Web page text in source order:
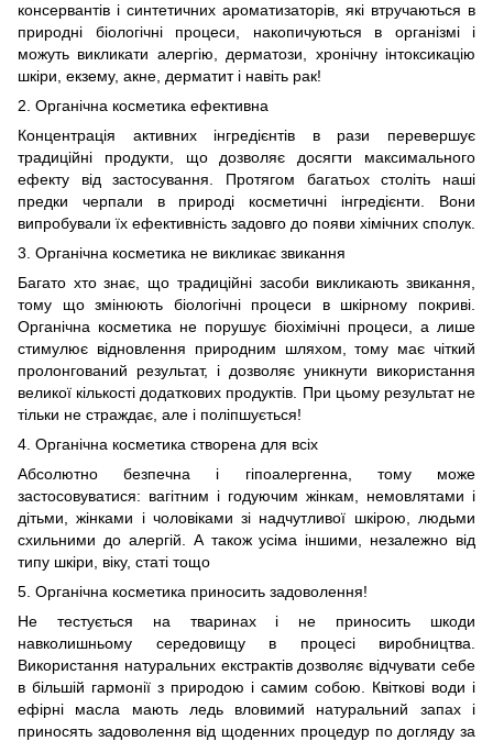
консервантів і синтетичних ароматизаторів, які втручаються в
природні біологічні процеси, накопичуються в організмі і
можуть викликати алергію, дерматози, хронічну інтоксикацію
шкіри, екзему, акне, дерматит і навіть рак!
2. Органічна косметика ефективна
Концентрація активних інгредієнтів в рази перевершує
традиційні продукти, що дозволяє досягти максимального
ефекту від застосування. Протягом багатьох століть наші
предки черпали в природі косметичні інгредієнти. Вони
випробували їх ефективність задовго до появи хімічних сполук.
3. Органічна косметика не викликає звикання
Багато хто знає, що традиційні засоби викликають звикання,
тому що змінюють біологічні процеси в шкірному покриві.
Органічна косметика не порушує біохімічні процеси, а лише
стимулює відновлення природним шляхом, тому має чіткий
пролонгований результат, і дозволяє уникнути використання
великої кількості додаткових продуктів. При цьому результат не
тільки не страждає, але і поліпшується!
4. Органічна косметика створена для всіх
Абсолютно безпечна і гіпоалергенна, тому може
застосовуватися: вагітним і годуючим жінкам, немовлятами і
дітьми, жінками і чоловіками зі надчутливої ​​шкірою, людьми
схильними до алергій. А також усіма іншими, незалежно від
типу шкіри, віку, статі тощо
5. Органічна косметика приносить задоволення!
Не тестується на тваринах і не приносить шкоди
навколишньому середовищу в процесі виробництва.
Використання натуральних екстрактів дозволяє відчувати себе
в більшій гармонії з природою і самим собою. Квіткові води і
ефірні масла мають ледь вловимий натуральний запах і
приносять задоволення від щоденних процедур по догляду за